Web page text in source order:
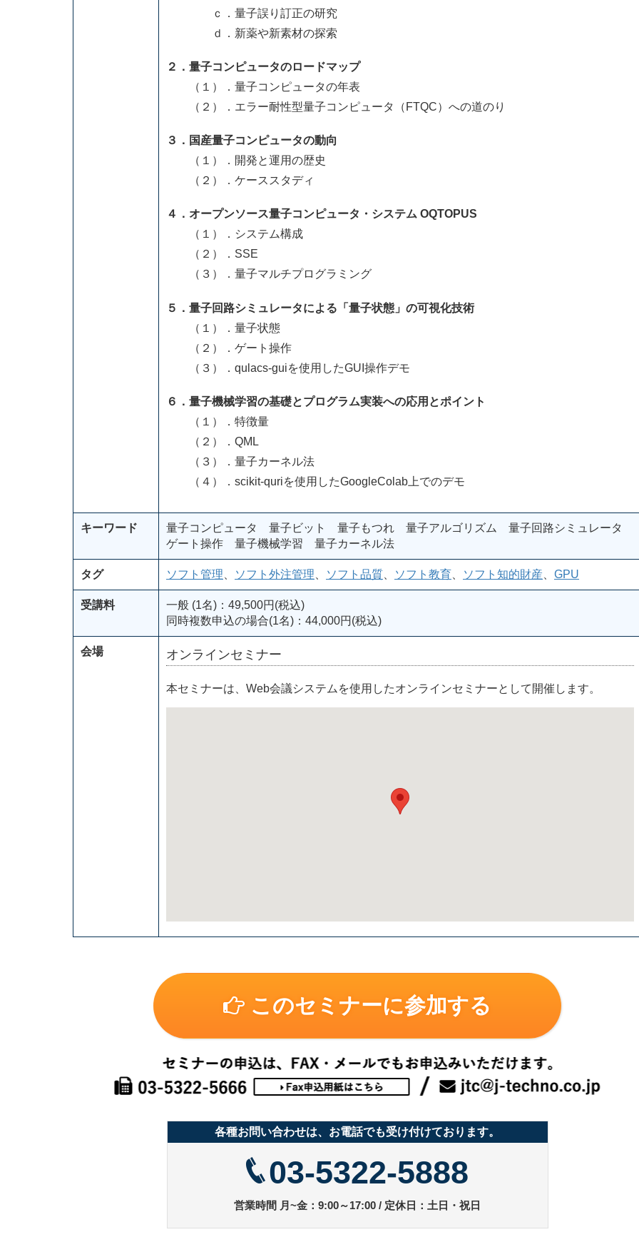
ｃ．量子誤り訂正の研究
ｄ．新薬や新素材の探索
２．量子コンピュータのロードマップ
（１）．量子コンピュータの年表
（２）．エラー耐性型量子コンピュータ（FTQC）への道のり
３．国産量子コンピュータの動向
（１）．開発と運用の歴史
（２）．ケーススタディ
４．オープンソース量子コンピュータ・システム OQTOPUS
（１）．システム構成
（２）．SSE
（３）．量子マルチプログラミング
５．量子回路シミュレータによる「量子状態」の可視化技術
（１）．量子状態
（２）．ゲート操作
（３）．qulacs-guiを使用したGUI操作デモ
６．量子機械学習の基礎とプログラム実装への応用とポイント
（１）．特徴量
（２）．QML
（３）．量子カーネル法
（４）．scikit-quriを使用したGoogleColab上でのデモ
キーワード
量子コンピュータ 量子ビット 量子もつれ 量子アルゴリズム 量子回路シミュレータ
ゲート操作 量子機械学習 量子カーネル法
タグ ソフト管理 ソフト外注管理 ソフト品質 ソフト教育 ソフト知的財産 GPU
受講料
一般 (1名)：49,500円(税込)
同時複数申込の場合(1名)：44,000円(税込)
会場 オンラインセミナー
本セミナーは、Web会議システムを使用したオンラインセミナーとして開催します。
このセミナーに参加する
各種お問い合わせは、お電話でも受け付けております。
03-5322-5888
営業時間 月~金：9:00～17:00 / 定休日：土日・祝日